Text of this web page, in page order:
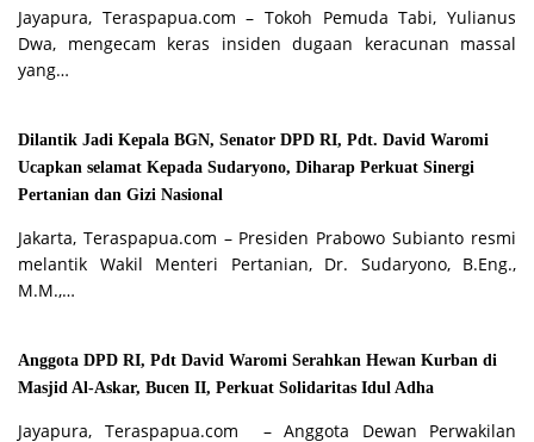
Jayapura, Teraspapua.com – Tokoh Pemuda Tabi, Yulianus
Dwa, mengecam keras insiden dugaan keracunan massal
yang…
Dilantik Jadi Kepala BGN, Senator DPD RI, Pdt. David Waromi
Ucapkan selamat Kepada Sudaryono, Diharap Perkuat Sinergi
Pertanian dan Gizi Nasional
Jakarta, Teraspapua.com – Presiden Prabowo Subianto resmi
melantik Wakil Menteri Pertanian, Dr. Sudaryono, B.Eng.,
M.M.,…
Anggota DPD RI, Pdt David Waromi Serahkan Hewan Kurban di
Masjid Al-Askar, Bucen II, Perkuat Solidaritas Idul Adha
Jayapura, Teraspapua.com – Anggota Dewan Perwakilan